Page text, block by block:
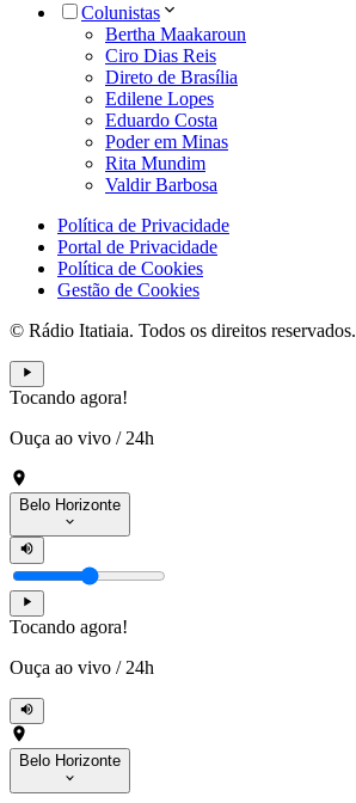
Colunistas
Bertha Maakaroun
Ciro Dias Reis
Direto de Brasília
Edilene Lopes
Eduardo Costa
Poder em Minas
Rita Mundim
Valdir Barbosa
Política de Privacidade
Portal de Privacidade
Política de Cookies
Gestão de Cookies
© Rádio Itatiaia. Todos os direitos reservados.
Tocando agora!
Ouça ao vivo / 24h
Belo Horizonte
Tocando agora!
Ouça ao vivo / 24h
Belo Horizonte